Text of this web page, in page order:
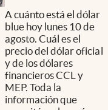
A cuánto está el dólar
blue hoy lunes 10 de
agosto. Cuál es el
precio del dólar oficial
y de los dólares
financieros CCL y
MEP. Toda la
información que